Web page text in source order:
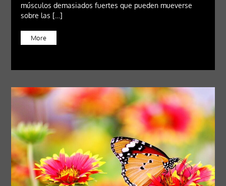
músculos demasiados fuertes que pueden mueverse
sobre las […]
More